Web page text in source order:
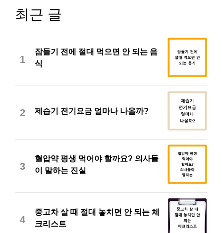
최근 글
1
잠들기 전에 절대 먹으면 안 되는 음
식
2 제습기 전기요금 얼마나 나올까?
3
혈압약 평생 먹어야 할까요? 의사들
이 말하는 진실
4
중고차 살 때 절대 놓치면 안 되는 체
크리스트